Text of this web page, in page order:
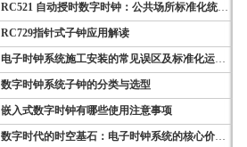
RC521 自动授时数字时钟：公共场所标准化统一计时终端
RC729指针式子钟应用解读
电子时钟系统施工安装的常见误区及标准化运维管理规范
数字时钟系统子钟的分类与选型
嵌入式数字时钟有哪些使用注意事项
数字时代的时空基石：电子时钟系统的核心价值与多维意义